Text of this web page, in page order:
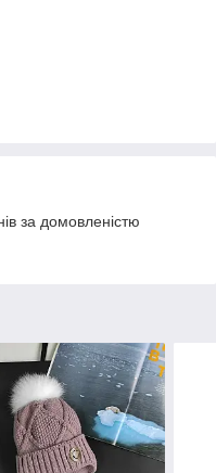
за домовленістю